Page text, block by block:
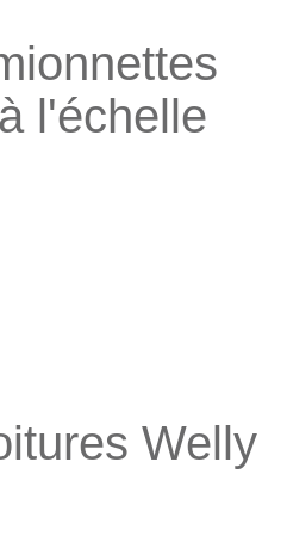
l'échelle
Welly